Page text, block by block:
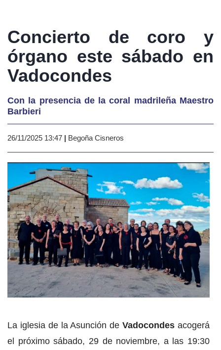
Concierto de coro y
órgano este sábado en
Vadocondes
Con la presencia de la coral madrileña Maestro
Barbieri
26/11/2025 13:47 | Begoña Cisneros
La iglesia de la Asunción deVadocondes acogerá
el próximo sábado, 29 de noviembre, a las 19:30